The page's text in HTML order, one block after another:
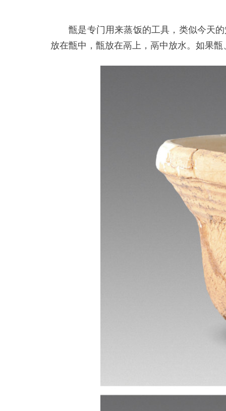
甑是专门用来蒸饭的工具，类似今天的
放在甑中，甑放在鬲上，鬲中放水。如果